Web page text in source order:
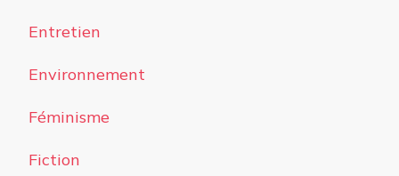
Entretien
Environnement
Féminisme
Fiction